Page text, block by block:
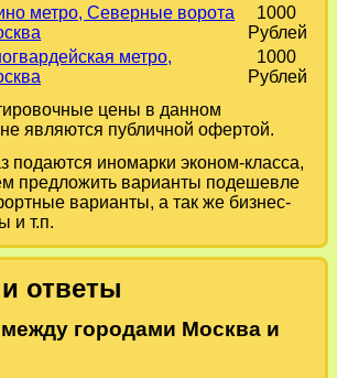
метро, Северные ворота
1000
Рублей
метро,
1000
Рублей
цены в данном
являются публичной офертой.
подаются иномарки эконом-класса,
предложить варианты подешевле
варианты, а так же бизнес-
и т.п.
ответы
городами Москва и